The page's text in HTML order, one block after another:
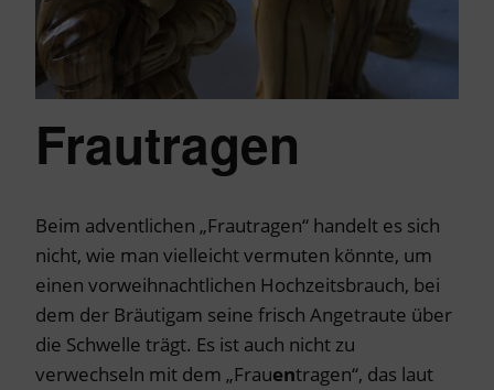
Frautragen
Beim adventlichen „Frautragen“ handelt es sich
nicht, wie man vielleicht vermuten könnte, um
einen vorweihnachtlichen Hochzeitsbrauch, bei
dem der Bräutigam seine frisch Angetraute über
die Schwelle trägt. Es ist auch nicht zu
verwechseln mit dem „Frauentragen“, das laut